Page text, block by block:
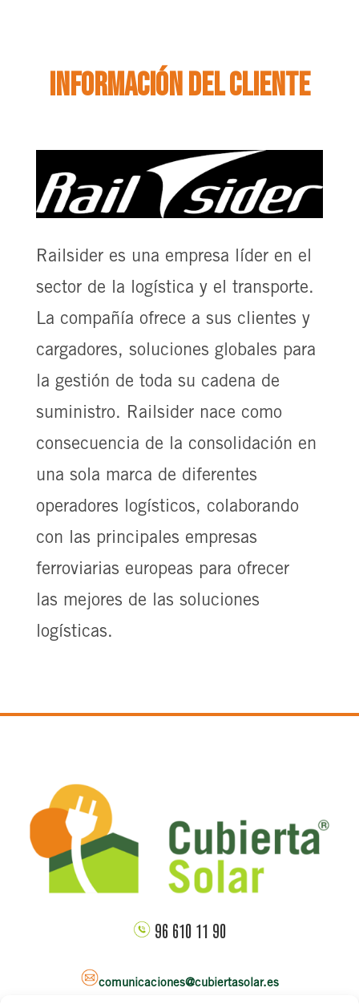
Información del cliente
Railsider es una empresa líder en el
sector de la logística y el transporte.
La compañía ofrece a sus clientes y
cargadores, soluciones globales para
la gestión de toda su cadena de
suministro. Railsider nace como
consecuencia de la consolidación en
una sola marca de diferentes
operadores logísticos, colaborando
con las principales empresas
ferroviarias europeas para ofrecer
las mejores de las soluciones
logísticas.
96 610 11 90
comunicaciones@cubiertasolar.es